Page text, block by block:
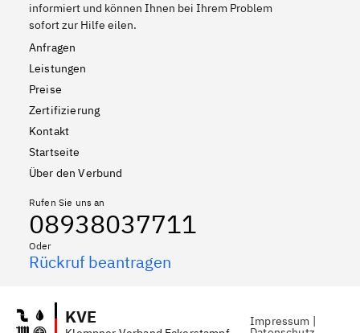
informiert und können Ihnen bei Ihrem Problem
sofort zur Hilfe eilen.
Anfragen
Leistungen
Preise
Zertifizierung
Kontakt
Startseite
Über den Verbund
Rufen Sie uns an
08938037711
Oder
Rückruf beantragen
KVE Impressum |